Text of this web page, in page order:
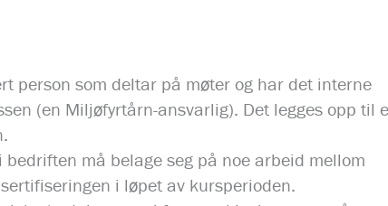
person som deltar på møter og har det interne
(en Miljøfyrtårn-ansvarlig). Det legges opp til
må belage seg på noe arbeid mellom
i løpet av kursperioden.